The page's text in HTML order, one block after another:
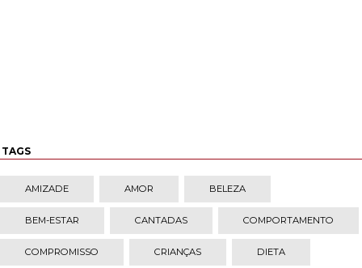
TAGS
AMIZADE AMOR BELEZA
BEM-ESTAR CANTADAS COMPORTAMENTO
COMPROMISSO CRIANÇAS DIETA